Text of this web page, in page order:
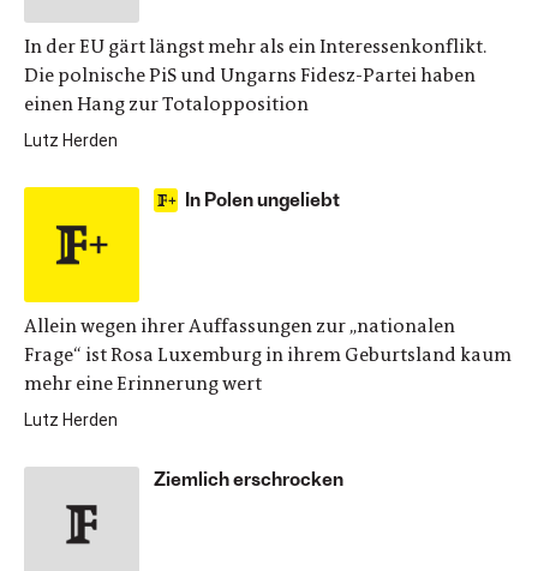
In der EU gärt längst mehr als ein Interessenkonflikt.
Die polnische PiS und Ungarns Fidesz-Partei haben
einen Hang zur Totalopposition
Lutz Herden
In Polen ungeliebt
Allein wegen ihrer Auffassungen zur „nationalen
Frage“ ist Rosa Luxemburg in ihrem Geburtsland kaum
mehr eine Erinnerung wert
Lutz Herden
Ziemlich erschrocken